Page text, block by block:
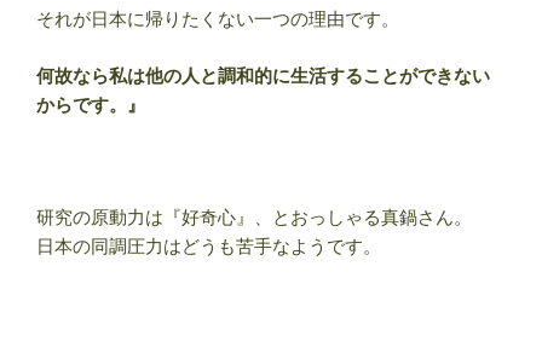
それが日本に帰りたくない一つの理由です。
何故なら私は他の人と調和的に生活することができない
からです。』
研究の原動力は『好奇心』、とおっしゃる真鍋さん。
日本の同調圧力はどうも苦手なようです。